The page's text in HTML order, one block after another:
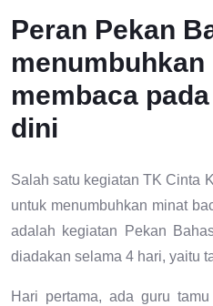
Peran Pekan
menumbuhkan
membaca
dini
Salah satu kegiatan TK Cinta
untuk menumbuhkan minat
adalah kegiatan Pekan
diadakan selama 4 hari, yaitu
Hari pertama, ada guru